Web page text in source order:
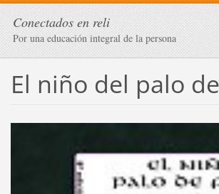
Conectados en reli
Por una educación integral de la persona
El niño del palo